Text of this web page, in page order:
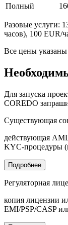
Полный
Разовые услуги:
часов), 100 EUR/
Все цены
Для запуска
COREDO
Существующая
действующая
KYC-процедуры
Подробнее
Регуляторная
копия лицензии
EMI/PSP/CASP